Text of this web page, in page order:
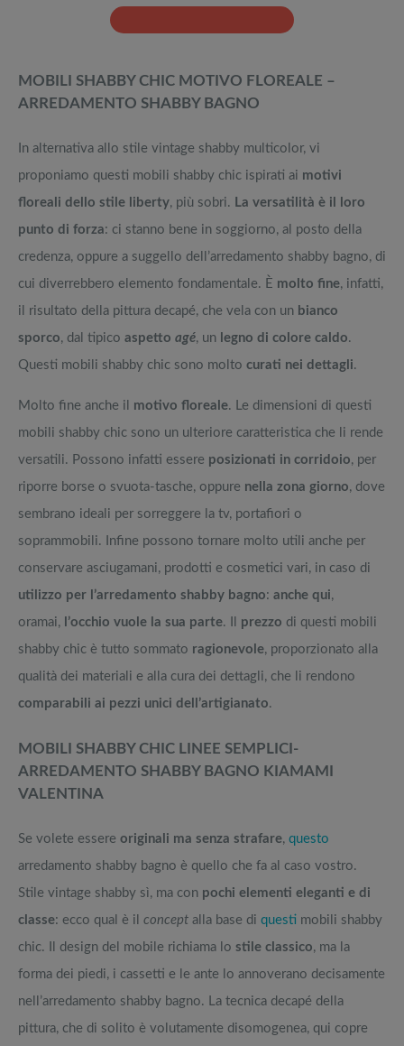
MOBILI SHABBY CHIC MOTIVO FLOREALE –
ARREDAMENTO SHABBY BAGNO
In alternativa allo stile vintage shabby multicolor, vi
proponiamo questi mobili shabby chic ispirati ai motivi
floreali dello stile liberty, più sobri. La versatilità è il loro
punto di forza: ci stanno bene in soggiorno, al posto della
credenza, oppure a suggello dell’arredamento shabby bagno, di
cui diverrebbero elemento fondamentale. È molto fine, infatti,
il risultato della pittura decapé, che vela con un bianco
sporco, dal tipico aspetto agé, un legno di colore caldo.
Questi mobili shabby chic sono molto curati nei dettagli.
Molto fine anche il motivo floreale. Le dimensioni di questi
mobili shabby chic sono un ulteriore caratteristica che li rende
versatili. Possono infatti essere posizionati in corridoio, per
riporre borse o svuota-tasche, oppure nella zona giorno, dove
sembrano ideali per sorreggere la tv, portafiori o
soprammobili. Infine possono tornare molto utili anche per
conservare asciugamani, prodotti e cosmetici vari, in caso di
utilizzo per l’arredamento shabby bagno: anche qui,
oramai,
l’occhio vuole la sua parte. Il prezzo di questi mobili
shabby chic è tutto sommato ragionevole, proporzionato alla
qualità dei materiali e alla cura dei dettagli, che li rendono
comparabili ai pezzi unici dell’artigianato.
MOBILI SHABBY CHIC LINEE SEMPLICI-
ARREDAMENTO SHABBY BAGNO KIAMAMI
VALENTINA
Se volete essere originali ma senza strafare, questo
arredamento shabby bagno è quello che fa al caso vostro.
Stile vintage shabby sì, ma con pochi elementi eleganti e di
classe: ecco qual è il concept alla base di questi mobili shabby
chic. Il design del mobile richiama lo stile classico, ma la
forma dei piedi, i cassetti e le ante lo annoverano decisamente
nell’arredamento shabby bagno. La tecnica decapé della
pittura, che di solito è volutamente disomogenea, qui copre